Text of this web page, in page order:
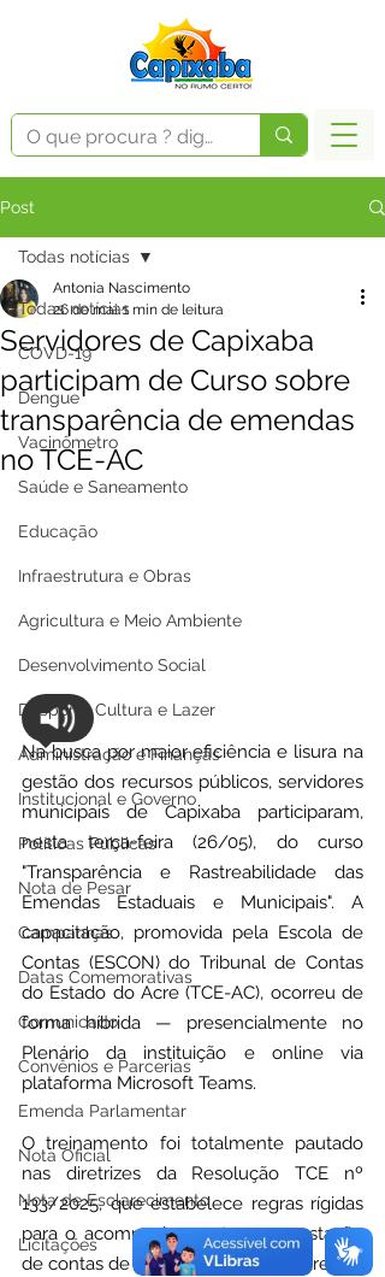
Post
Todas notícias
COVD-19
Dengue
Vacinômetro
Saúde e Saneamento
Educação
Infraestrutura e Obras
Agricultura e Meio Ambiente
Desenvolvimento Social
Desporto Cultura e Lazer
Administração e Finanças
Institucional e Governo
Políticas Públicas
Nota de Pesar
Campanhas
Datas Comemorativas
Comunicado
Convênios e Parcerias
Emenda Parlamentar
Nota Oficial
Nota de Esclarecimento
Licitações
Todas notícias
Servidores de Capixaba
participam de Curso sobre
transparência de emendas
no TCE-AC
Antonia Nascimento
26 de mai.1 min de leitura
Na busca por maior eficiência e lisura na
gestão dos recursos públicos, servidores
municipais de Capixaba participaram,
nesta terça-feira (26/05), do curso
"Transparência e Rastreabilidade das
Emendas Estaduais e Municipais". A
capacitação, promovida pela Escola de
Contas (ESCON) do Tribunal de Contas
do Estado do Acre (TCE-AC), ocorreu de
forma híbrida — presencialmente no
Plenário da instituição e online via
plataforma Microsoft Teams.
O treinamento foi totalmente pautado
nas diretrizes da Resolução TCE nº
133/2025, que estabelece regras rígidas
para o acompanhamento e a prestação
de contas de emendas parlamentares.